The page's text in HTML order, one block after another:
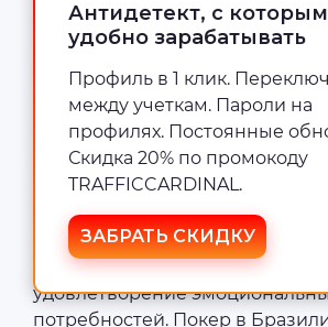
Средний класс предпочитает
качестве отдыха, в то время
населения хотят выигрышей.
креативы гемблинга на
в зависимости от настроек
зажиточных районах показывать
положительные эмоции, азарт,
удовлетворение
потребностей. Покер в
Антидетект, с которым
удобно зарабатывать
Профиль в 1 клик.
между учеткам. Пароли на
профилях. Постоянные
Скидка 20% по промокоду
TRAFFICCARDINAL.
ЗАБРАТЬ СКИДКУ